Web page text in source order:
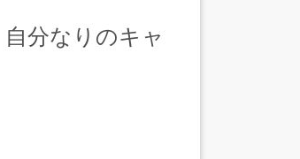
分なりのキャ